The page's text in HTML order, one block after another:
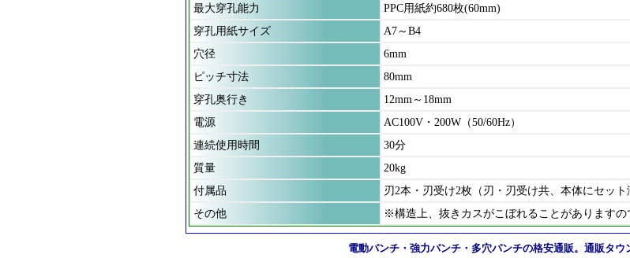
最大穿孔能力
PPC用紙約680枚(60mm)
穿孔用紙サイズ
A7～B4
穴径
6mm
ピッチ寸法
80mm
穿孔奥行き
12mm～18mm
電源
AC100V・200W（50/60Hz）
連続使用時間
30分
質量
20kg
付属品
刃2本・刃受け2枚（刃・刃受け共、本体にセッ
その他
※構造上、抜きカスがこぼれることがありますの
電動パンチ・強力パンチ・多穴パンチの格安通販。通販タ